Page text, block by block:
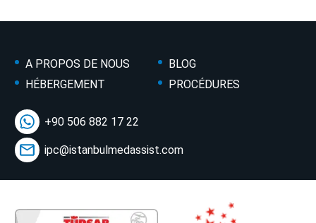
A PROPOS DE NOUS
BLOG
HÉBERGEMENT
PROCÉDURES
+90 506 882 17 22
ipc@istanbulmedassist.com